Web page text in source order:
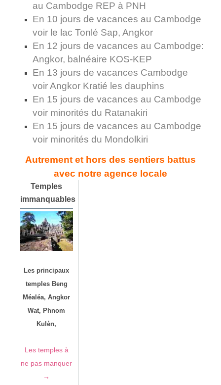
au Cambodge REP à PNH
En 10 jours de vacances au Cambodge
voir le lac Tonlé Sap, Angkor
En 12 jours de vacances au Cambodge:
Angkor, balnéaire KOS-KEP
En 13 jours de vacances Cambodge
voir Angkor Kratié les dauphins
En 15 jours de vacances au Cambodge
voir minorités du Ratanakiri
En 15 jours de vacances au Cambodge
voir minorités du Mondolkiri
Autrement et hors des sentiers battus
avec notre agence locale
Temples
immanquables
Les principaux
temples Beng
Méaléa, Angkor
Wat, Phnom
Kulèn,
Les temples à
ne pas manquer
→